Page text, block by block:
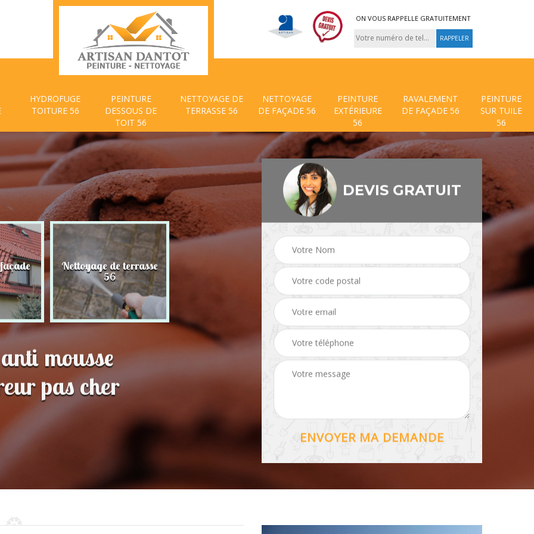
ON VOUS RAPPELLE GRATUITEMENT
HYDROFUGE
TOITURE 56
PEINTURE
DESSOUS DE
TOIT 56
NETTOYAGE DE
TERRASSE 56
NETTOYAGE
DE FAÇADE 56
PEINTURE
EXTÉRIEURE
56
RAVALEMENT
DE FAÇADE 56
PEINTURE
SUR TUILE
56
Nettoyage de terrasse
56 Hydrofuge toiture 56 Traitement anti
mousse
pas cher
DEVIS GRATUIT